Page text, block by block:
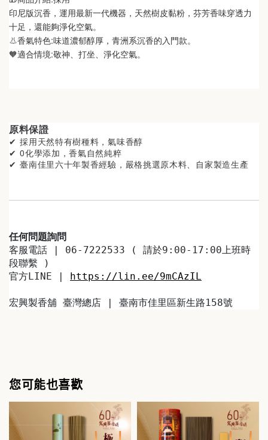
印尼版沉香，運用最新一代機器，天然樹皮黏粉，芬芳香味穿透力
十足，還能夠淨化空氣。
👃香氣特色:味道濃郁醇厚，青洲系沉香的入門款。
🧡適合情境:敬神、打坐、淨化空氣。
原料保證
✔ 採用天然特有樹種料 ，氣味香醇
✔ 0化學添加，香氣自然純粹
✔ 臺南佳里六十年製香經驗，嚴格挑選原木料、自家製造生產
任何問題詢問
客服電話 | 06-7222533 ( 請於9:00-17:00上班時
段聯繫 )
官方LINE |
https://lin.ee/9mCAzIL
宏興製香舖 臺灣總店 | 臺南市佳里區新生路158號
您可能也喜歡